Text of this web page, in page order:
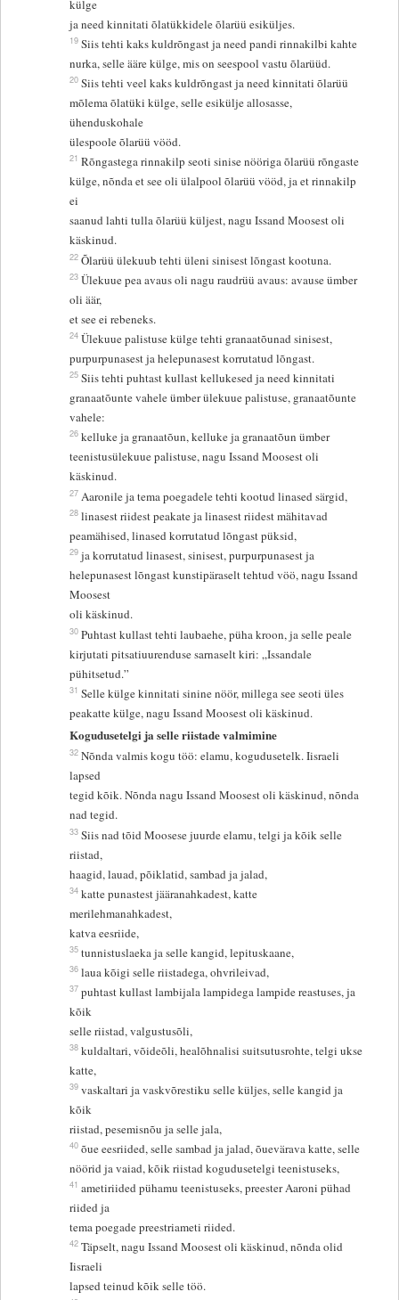
külge
ja need kinnitati õlatükkidele õlarüü esiküljes.
19 Siis tehti kaks kuldrõngast ja need pandi rinnakilbi kahte
nurka, selle ääre külge, mis on seespool vastu õlarüüd.
20 Siis tehti veel kaks kuldrõngast ja need kinnitati õlarüü
mõlema õlatüki külge, selle esikülje allosasse,
ühenduskohale
ülespoole õlarüü vööd.
21 Rõngastega rinnakilp seoti sinise nööriga õlarüü rõngaste
külge, nõnda et see oli ülalpool õlarüü vööd, ja et rinnakilp
ei
saanud lahti tulla õlarüü küljest, nagu Issand Moosest oli
käskinud.
22 Õlarüü ülekuub tehti üleni sinisest lõngast kootuna.
23 Ülekuue pea avaus oli nagu raudrüü avaus: avause ümber
oli äär,
et see ei rebeneks.
24 Ülekuue palistuse külge tehti granaatõunad sinisest,
purpurpunasest ja helepunasest korrutatud lõngast.
25 Siis tehti puhtast kullast kellukesed ja need kinnitati
granaatõunte vahele ümber ülekuue palistuse, granaatõunte
vahele:
26 kelluke ja granaatõun, kelluke ja granaatõun ümber
teenistusülekuue palistuse, nagu Issand Moosest oli
käskinud.
27 Aaronile ja tema poegadele tehti kootud linased särgid,
28 linasest riidest peakate ja linasest riidest mähitavad
peamähised, linased korrutatud lõngast püksid,
29 ja korrutatud linasest, sinisest, purpurpunasest ja
helepunasest lõngast kunstipäraselt tehtud vöö, nagu Issand
Moosest
oli käskinud.
30 Puhtast kullast tehti laubaehe, püha kroon, ja selle peale
kirjutati pitsatiuurenduse sarnaselt kiri: „Issandale
pühitsetud.”
31 Selle külge kinnitati sinine nöör, millega see seoti üles
peakatte külge, nagu Issand Moosest oli käskinud.
Kogudusetelgi ja selle riistade valmimine
32 Nõnda valmis kogu töö: elamu, kogudusetelk. Iisraeli
lapsed
tegid kõik. Nõnda nagu Issand Moosest oli käskinud, nõnda
nad tegid.
33 Siis nad tõid Moosese juurde elamu, telgi ja kõik selle
riistad,
haagid, lauad, põiklatid, sambad ja jalad,
34 katte punastest jääranahkadest, katte
merilehmanahkadest,
katva eesriide,
35 tunnistuslaeka ja selle kangid, lepituskaane,
36 laua kõigi selle riistadega, ohvrileivad,
37 puhtast kullast lambijala lampidega lampide reastuses, ja
kõik
selle riistad, valgustusõli,
38 kuldaltari, võideõli, healõhnalisi suitsutusrohte, telgi ukse
katte,
39 vaskaltari ja vaskvõrestiku selle küljes, selle kangid ja
kõik
riistad, pesemisnõu ja selle jala,
40 õue eesriided, selle sambad ja jalad, õuevärava katte, selle
nöörid ja vaiad, kõik riistad kogudusetelgi teenistuseks,
41 ametiriided pühamu teenistuseks, preester Aaroni pühad
riided ja
tema poegade preestriameti riided.
42 Täpselt, nagu Issand Moosest oli käskinud, nõnda olid
Iisraeli
lapsed teinud kõik selle töö.